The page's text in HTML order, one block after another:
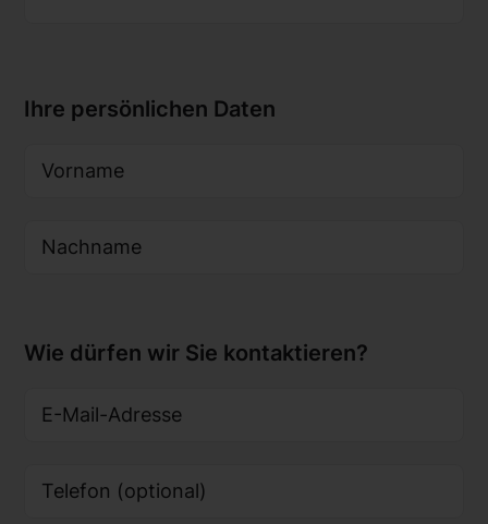
Ihre persönlichen Daten
Vorname
Nachname
Wie dürfen wir Sie kontaktieren?
E-Mail-Adresse
Telefon (optional)